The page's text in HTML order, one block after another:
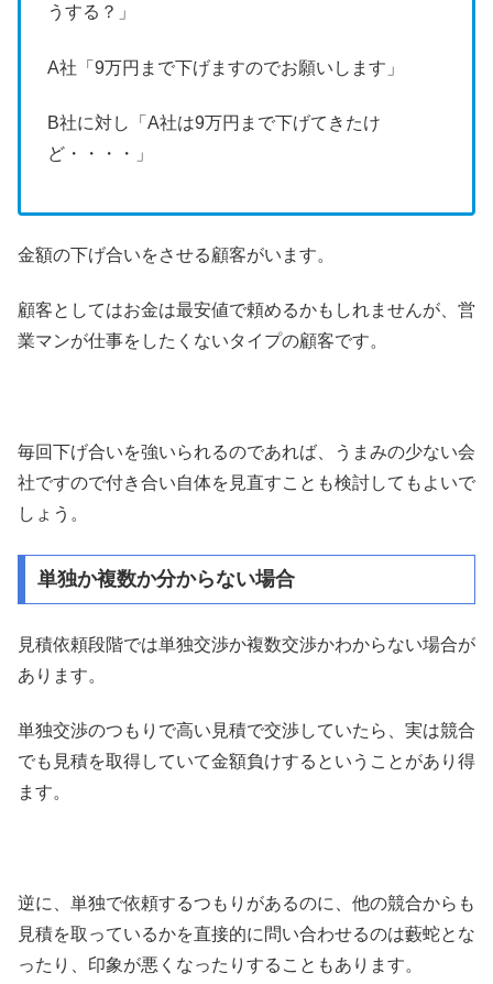
うする？」
A社「9万円まで下げますのでお願いします」
B社に対し「A社は9万円まで下げてきたけ
ど・・・・」
金額の下げ合いをさせる顧客がいます。
顧客としてはお金は最安値で頼めるかもしれませんが、営
業マンが仕事をしたくないタイプの顧客です。
毎回下げ合いを強いられるのであれば、うまみの少ない会
社ですので付き合い自体を見直すことも検討してもよいで
しょう。
単独か複数か分からない場合
見積依頼段階では単独交渉か複数交渉かわからない場合が
あります。
単独交渉のつもりで高い見積で交渉していたら、実は競合
でも見積を取得していて金額負けするということがあり得
ます。
逆に、単独で依頼するつもりがあるのに、他の競合からも
見積を取っているかを直接的に問い合わせるのは藪蛇とな
ったり、印象が悪くなったりすることもあります。